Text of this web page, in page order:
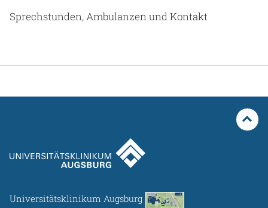
Sprechstunden, Ambulanzen und Kontakt
Universitätsklinikum Augsburg